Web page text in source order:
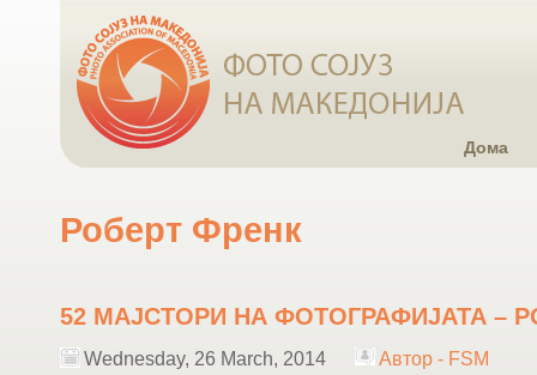
Дома
Роберт Френк
52 МАЈСТОРИ НА ФОТОГРАФИЈАТА –
Wednesday, 26 March, 2014 Автор - FSM